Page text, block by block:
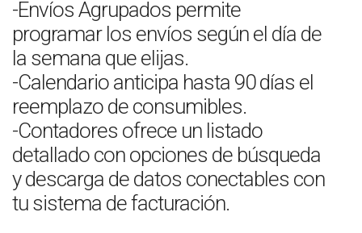
-Envíos Agrupados permite
programar los envíos según el día de
la semana que elijas.
-Calendario anticipa hasta 90 días el
reemplazo de consumibles.
-Contadores ofrece un listado
detallado con opciones de búsqueda
y descarga de datos conectables con
tu sistema de facturación.